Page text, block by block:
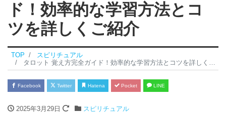
ド！効率的な学習方法とコ
ツを詳しくご紹介
TOP
スピリチュアル
タロット 覚え方完全ガイド！効率的な学習方法とコツを詳しくご紹介
Facebook Twitter Hatena Pocket LINE
2025年3月29日 スピリチュアル